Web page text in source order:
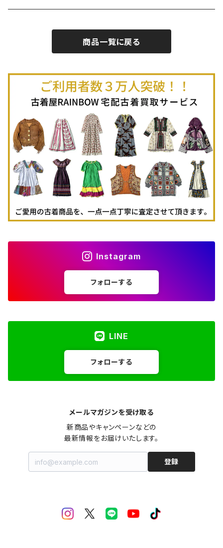
古着ポロシャツ
古着長袖ポロシャツ
古着スウェット
古着パーカー
古着タンクトップ
古着羽織り
古着ミニ丈スカート (丈56-75cm)
Autumn / Winter
商品一覧に戻る
Instagram
フォローする
LINE
フォローする
メールマガジンを受け取る
新商品やキャンペーンなどの
最新情報をお届けいたします。
登録